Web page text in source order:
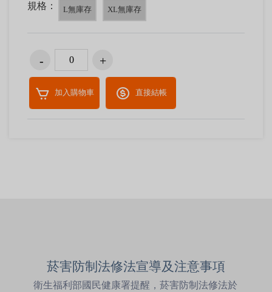
規格：
L無庫存 XL無庫存
加入購物車 直接結帳
菸害防制法修法宣導及注意事項
衛生福利部國民健康署提醒，菸害防制法修法於